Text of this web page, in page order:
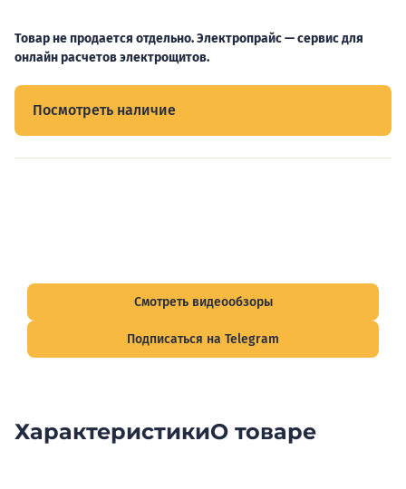
Товар не продается отдельно. Электропрайс — сервис для
онлайн расчетов электрощитов.
Посмотреть наличие
Смотреть видеообзоры
Подписаться на Telegram
ХарактеристикиО товаре